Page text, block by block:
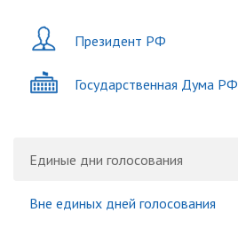
Президент РФ
Государственная Дума РФ
Единые дни голосования
Вне единых дней голосования